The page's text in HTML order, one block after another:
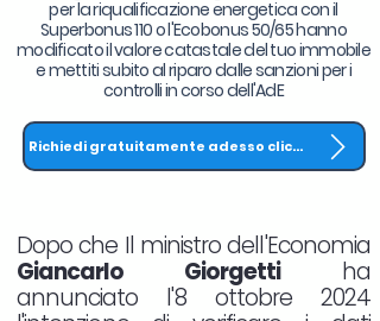
per la riqualificazione energetica con il
Superbonus 110 o l'Ecobonus 50/65 hanno
modificato il valore catastale del tuo immobile
e mettiti subito al riparo dalle sanzioni per i
controlli in corso dell'AdE
Richiedi gratuitamente adesso clicca QUI
Dopo che Il ministro dell'Economia
Giancarlo Giorgettiha
annunciato l'8 ottobre 2024